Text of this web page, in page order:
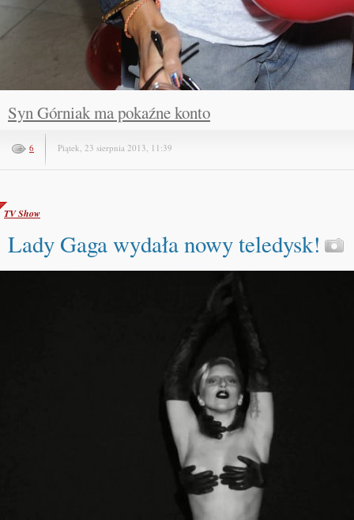
Syn Górniak ma pokaźne konto
6 Piątek, 23 sierpnia 2013, 11:39
TV Show
Lady Gaga wydała nowy teledysk!